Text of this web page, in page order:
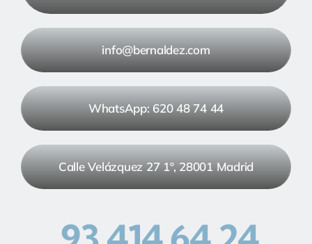
info@bernaldez.com
WhatsApp: 620 48 74 44
Calle Velázquez 27 1º, 28001 Madrid